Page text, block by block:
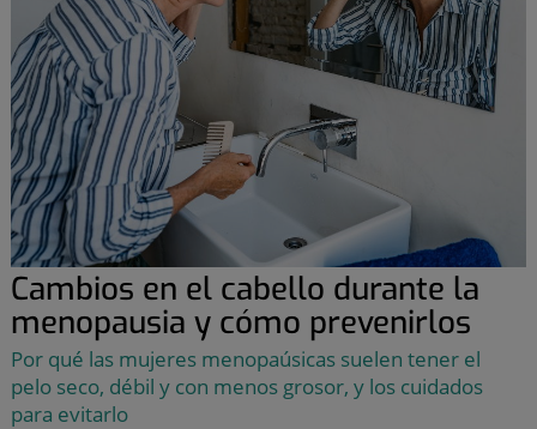
Cambios en el cabello durante la
menopausia y cómo prevenirlos
Por qué las mujeres menopaúsicas suelen tener el
pelo seco, débil y con menos grosor, y los cuidados
para evitarlo